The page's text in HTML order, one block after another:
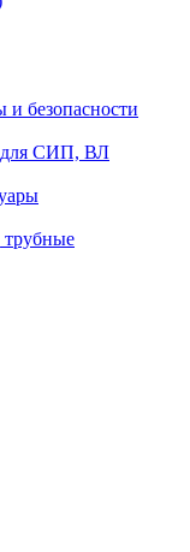
и безопасности
для СИП, ВЛ